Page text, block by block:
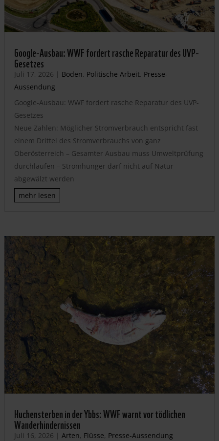
Google-Ausbau: WWF fordert rasche Reparatur des UVP-
Gesetzes
Juli 17, 2026 | Boden, Politische Arbeit, Presse-
Aussendung
Google-Ausbau: WWF fordert rasche Reparatur des UVP-
Gesetzes
Neue Zahlen: Möglicher Stromverbrauch entspricht fast
einem Drittel des Stromverbrauchs von ganz
Oberösterreich – Gesamter Ausbau muss Umweltprüfung
durchlaufen – Stromhunger darf nicht auf Natur
abgewälzt werden
mehr lesen
Huchensterben in der Ybbs: WWF warnt vor tödlichen
Wanderhindernissen
Juli 16, 2026 | Arten, Flüsse, Presse-Aussendung